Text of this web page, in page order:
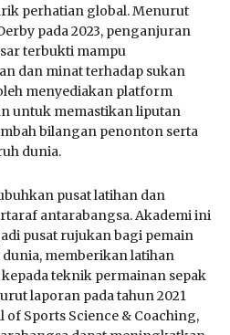
perhatian global. Menurut
pada 2023, penganjuran
terbukti mampu
dan minat terhadap sukan
menyediakan platform
untuk memastikan liputan
bilangan penonton serta
dunia.
pusat latihan dan
antarabangsa. Akademi ini
pusat rujukan bagi pemain
memberikan latihan
teknik permainan sepak
laporan pada tahun 2021
Sports Science & Coaching,